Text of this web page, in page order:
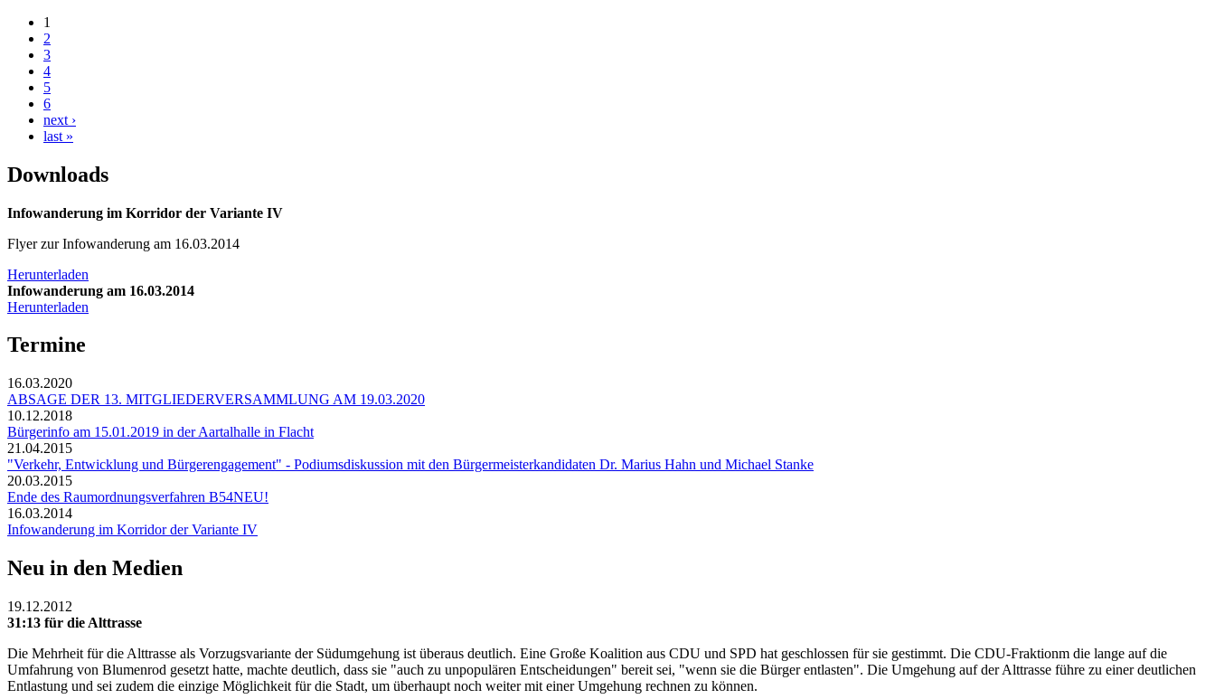
1
2
3
4
5
6
next ›
last »
Downloads
Infowanderung im Korridor der Variante IV
Flyer zur Infowanderung am 16.03.2014
Herunterladen
Infowanderung am 16.03.2014
Herunterladen
Termine
16.03.2020
ABSAGE DER 13. MITGLIEDERVERSAMMLUNG AM 19.03.2020
10.12.2018
Bürgerinfo am 15.01.2019 in der Aartalhalle in Flacht
21.04.2015
"Verkehr, Entwicklung und Bürgerengagement" - Podiumsdiskussion mit den Bürgermeisterkandidaten Dr. Marius Hahn und Michael Stanke
20.03.2015
Ende des Raumordnungsverfahren B54NEU!
16.03.2014
Infowanderung im Korridor der Variante IV
Neu in den Medien
19.12.2012
31:13 für die Alttrasse
Die Mehrheit für die Alttrasse als Vorzugsvariante der Südumgehung ist überaus deutlich. Eine Große Koalition aus CDU und SPD hat geschlossen für sie gestimmt. Die CDU-Fraktionm die lange auf die
Umfahrung von Blumenrod gesetzt hatte, machte deutlich, dass sie "auch zu unpopulären Entscheidungen" bereit sei, "wenn sie die Bürger entlasten". Die Umgehung auf der Alttrasse führe zu einer deutlichen
Entlastung und sei zudem die einzige Möglichkeit für die Stadt, um überhaupt noch weiter mit einer Umgehung rechnen zu können.